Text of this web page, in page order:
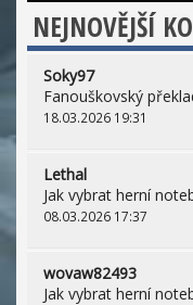
NEJNOVĚJŠÍ
Soky97
Fanouškovský
18.03.2026 19:31
Lethal
Jak vybrat herní
08.03.2026 17:37
wovaw82493
Jak vybrat herní